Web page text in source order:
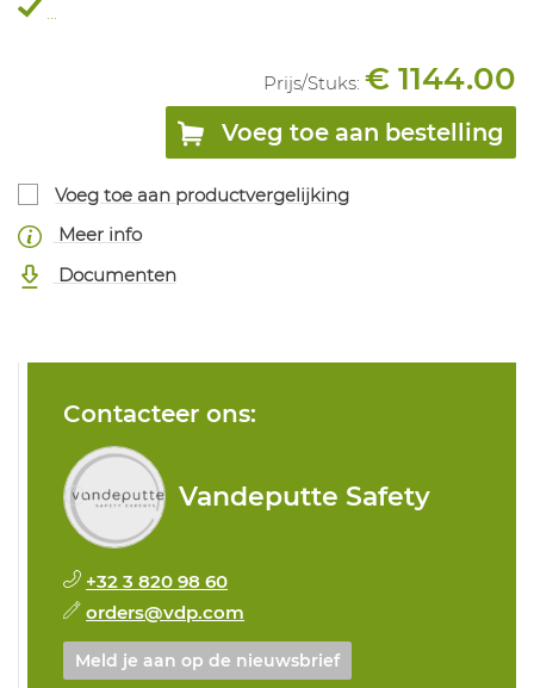
...
Prijs/Stuks: € 1144.00
Voeg toe aan bestelling
Voeg toe aan productvergelijking
Meer info
Documenten
Contacteer ons:
Vandeputte Safety
+32 3 820 98 60
orders@vdp.com
Meld je aan op de nieuwsbrief